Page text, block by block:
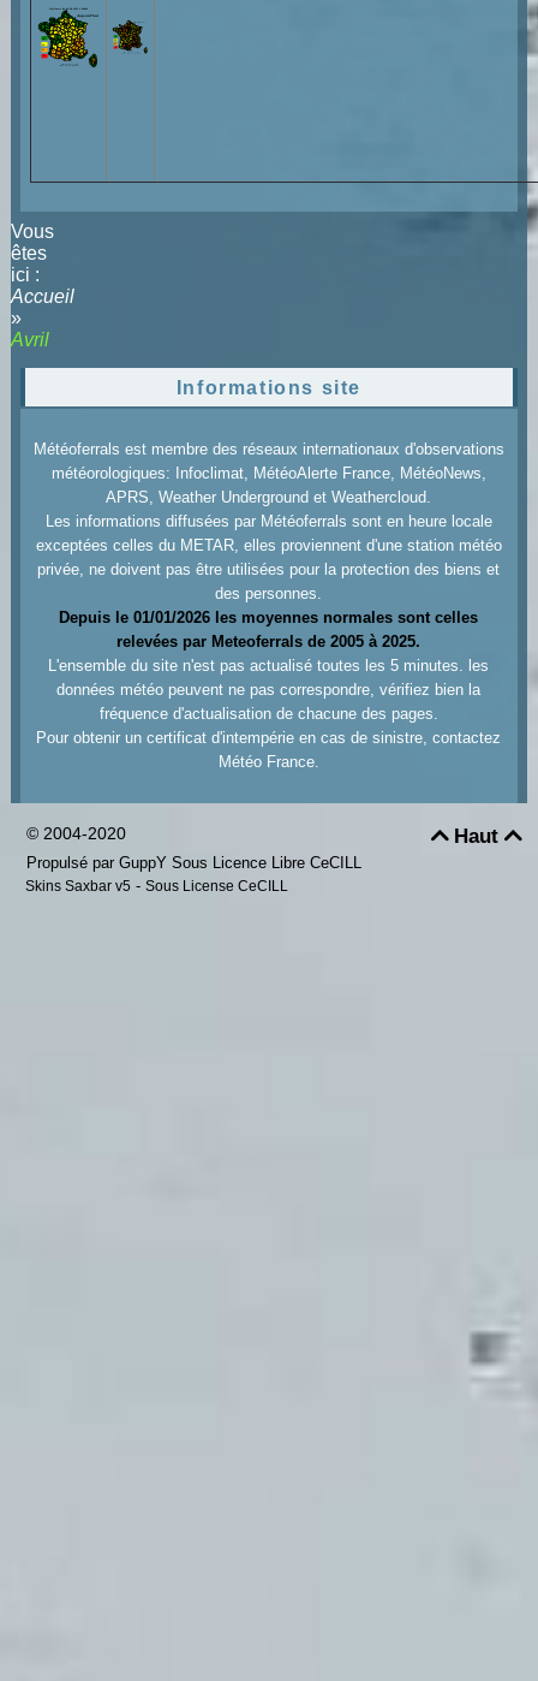
Vous
êtes
ici :
Accueil
»
Avril
Informations site
Météoferrals est membre des réseaux internationaux d'observations
météorologiques: Infoclimat, MétéoAlerte France, MétéoNews,
APRS, Weather Underground et Weathercloud.
Les informations diffusées par Météoferrals sont en heure locale
exceptées celles du METAR, elles proviennent d'une station météo
privée, ne doivent pas être utilisées pour la protection des biens et
des personnes.
Depuis le 01/01/2026 les moyennes normales sont celles
relevées par Meteoferrals de 2005 à 2025.
L'ensemble du site n'est pas actualisé toutes les 5 minutes. les
données météo peuvent ne pas correspondre, vérifiez bien la
fréquence d'actualisation de chacune des pages.
Pour obtenir un certificat d'intempérie en cas de sinistre, contactez
Météo France.
Haut
© 2004-2020
Propulsé par GuppY Sous Licence Libre CeCILL
Skins Saxbar v5 - Sous License CeCILL